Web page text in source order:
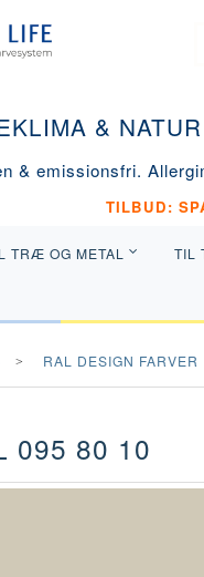
&
& emissionsfri.
TILBUD:
TRÆ OG METAL TIL
RAL DESIGN FARVER
095 80 10